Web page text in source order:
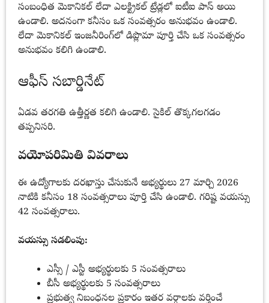
సంబంధిత మెకానికల్ లేదా ఎలక్ట్రికల్ ట్రేడ్లలో ఐటీఐ పాస్ అయి
ఉండాలి. అదనంగా కనీసం ఒక సంవత్సరం అనుభవం ఉండాలి.
లేదా మెకానికల్ ఇంజనీరింగ్‌లో డిప్లొమా పూర్తి చేసి ఒక సంవత్సరం
అనుభవం కలిగి ఉండాలి.
ఆఫీస్ సబార్డినేట్
ఏడవ తరగతి ఉత్తీర్ణత కలిగి ఉండాలి. సైకిల్ తొక్కగలగడం
తప్పనిసరి.
వయోపరిమితి వివరాలు
ఈ ఉద్యోగాలకు దరఖాస్తు చేసుకునే అభ్యర్థులు 27 మార్చి 2026
నాటికి కనీసం 18 సంవత్సరాలు పూర్తి చేసి ఉండాలి. గరిష్ట వయస్సు
42 సంవత్సరాలు.
వయస్సు సడలింపు:
ఎస్సీ / ఎస్టీ అభ్యర్థులకు 5 సంవత్సరాలు
బీసీ అభ్యర్థులకు 5 సంవత్సరాలు
ప్రభుత్వ నిబంధనల ప్రకారం ఇతర వర్గాలకు వర్తించే